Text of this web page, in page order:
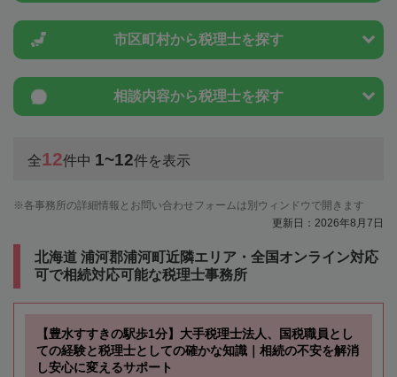
市区町村から税理士を探す
相談内容から税理士を探す
全12件中 1~12件を表示
各事務所の詳細情報とお問い合わせフォームは別ウィンドウで開きます
更新日：2026年8月7日
北海道 浦河郡浦河町近隣エリア・全国オンライン対応
可で相続対応可能な税理士事務所
【豊水すすきの駅歩1分】大手税理士法人、国税職員とし
ての経験と税理士としての確かな知識｜相続の不安を解消
し安心に変えるサポート